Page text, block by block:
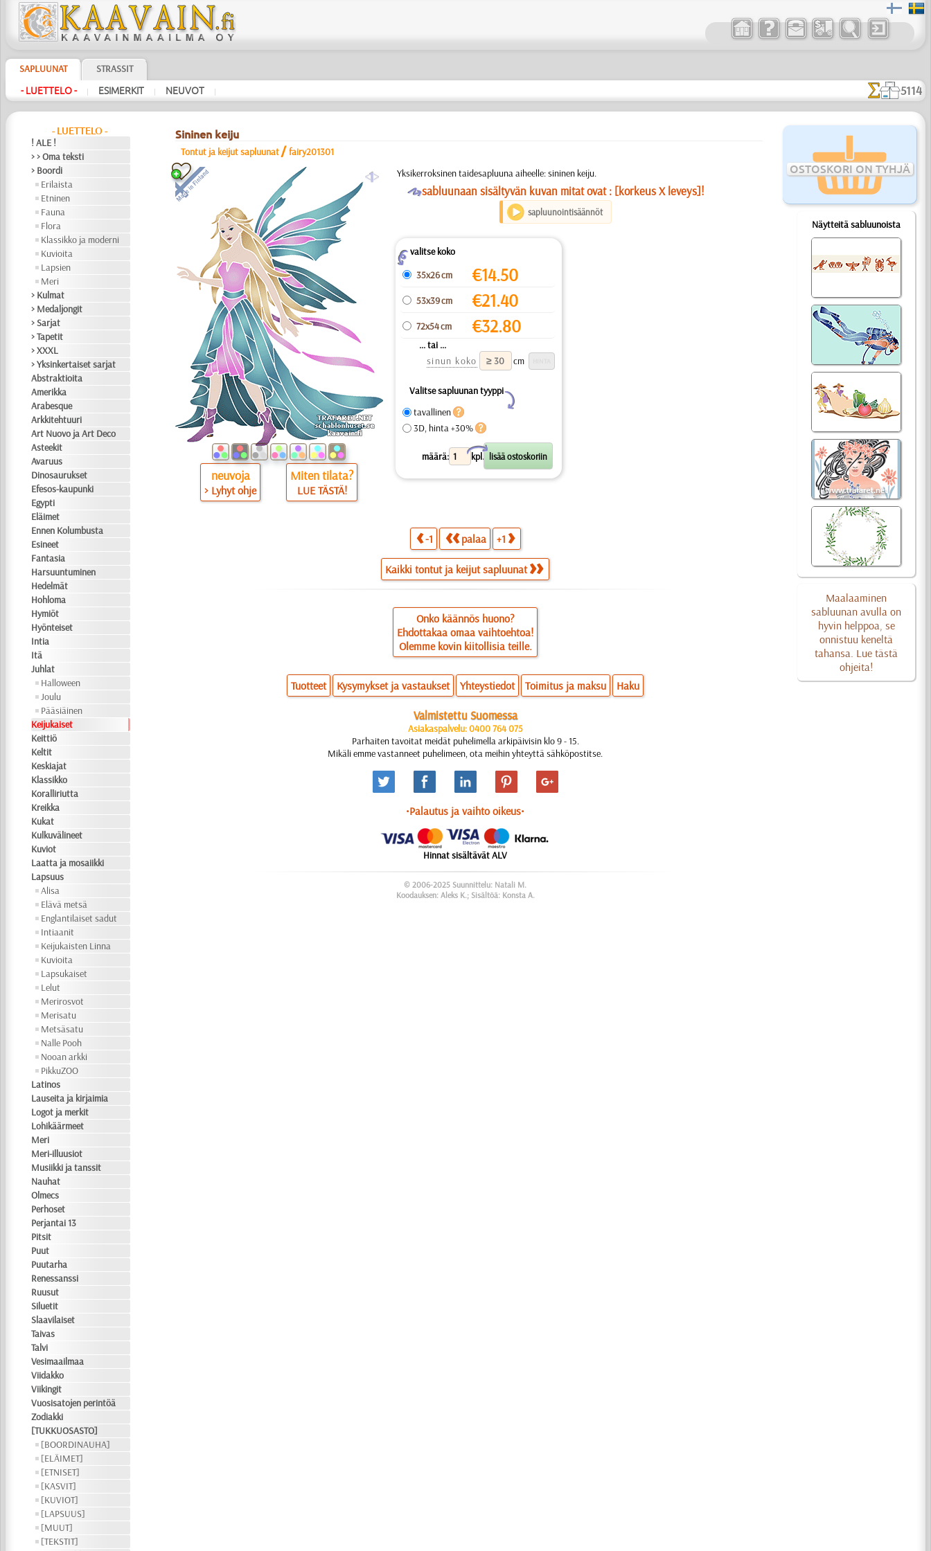
SAPLUUNAT STRASSIT
- LUETTELO - | ESIMERKIT | NEUVOT | 5114
- LUETTELO -
! ALE !
> > Oma teksti
> Boordi
Erilaista
Etninen
Fauna
Flora
Klassikko ja moderni
Kuvioita
Lapsien
Meri
> Kulmat
> Medaljongit
> Sarjat
> Tapetit
> XXXL
> Yksinkertaiset sarjat
Abstraktioita
Amerikka
Arabesque
Arkkitehtuuri
Art Nuovo ja Art Deco
Asteekit
Avaruus
Dinosaurukset
Efesos-kaupunki
Egypti
Eläimet
Ennen Kolumbusta
Esineet
Fantasia
Harsuuntuminen
Hedelmät
Hohloma
Hymiöt
Hyönteiset
Intia
Itä
Juhlat
Halloween
Joulu
Pääsiäinen
Keijukaiset
Keittiö
Keltit
Keskiajat
Klassikko
Koralliriutta
Kreikka
Kukat
Kulkuvälineet
Kuviot
Laatta ja mosaiikki
Lapsuus
Alisa
Elävä metsä
Englantilaiset sadut
Intiaanit
Keijukaisten Linna
Kuvioita
Lapsukaiset
Lelut
Merirosvot
Merisatu
Metsäsatu
Nalle Pooh
Nooan arkki
PikkuZOO
Latinos
Lauseita ja kirjaimia
Logot ja merkit
Lohikäärmeet
Meri
Meri-illuusiot
Musiikki ja tanssit
Nauhat
Olmecs
Perhoset
Perjantai 13
Pitsit
Puut
Puutarha
Renessanssi
Ruusut
Siluetit
Slaavilaiset
Taivas
Talvi
Vesimaailmaa
Viidakko
Viikingit
Vuosisatojen perintöä
Zodiakki
[TUKKUOSASTO]
[BOORDINAUHA]
[ELÄIMET]
[ETNISET]
[KASVIT]
[KUVIOT]
[LAPSUUS]
[MUUT]
[TEKSTIT]
OSTOSKORI ON TYHJÄ
Näytteitä sabluunoista
Maalaaminen
sabluunan avulla on
hyvin helppoa, se
onnistuu keneltä
tahansa. Lue tästä
ohjeita!
Sininen keiju
Tontut ja keijut sapluunat /fairy201301
a
neuvoja
> Lyhyt ohje
Miten tilata?
LUE TÄSTÄ!
Yksikerroksinen taidesapluuna aiheelle: sininen keiju.
Osabluunaan sisältyvän kuvan mitat ovat : [korkeus X leveys]!
sapluunointisäännöt
Zvalitse koko
35x26 cm
€14.50
53x39 cm €21.40
72x54 cm €32.80
... tai ...
sinun koko
cm
Valitse sapluunan tyyppi
Y
tavallinen
3D, hinta +30%
määrä: kpl.
X
-1 palaa +1
Kaikki tontut ja keijut sapluunat
Onko käännös huono?
Ehdottakaa omaa vaihtoehtoa!
Olemme kovin kiitollisia teille.
Tuotteet Kysymykset ja vastaukset Yhteystiedot Toimitus ja maksu Haku
Valmistettu Suomessa
Asiakaspalvelu: 0400 764 075
Parhaiten tavoitat meidät puhelimella arkipäivisin klo 9 - 15.
Mikäli emme vastanneet puhelimeen, ota meihin yhteyttä sähköpostitse.
•Palautus ja vaihto oikeus•
Hinnat sisältävät ALV
© 2006-2025 Suunnittelu: Natali M.
Koodauksen: Aleks K.; Sisältöä: Konsta A.